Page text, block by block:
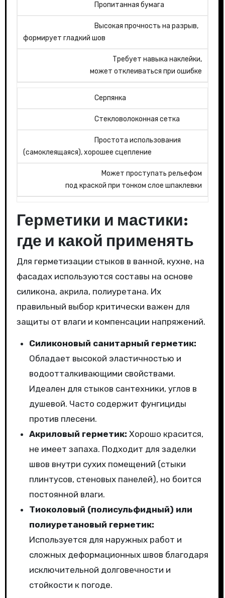
Пропитанная бумага
Высокая прочность на разрыв,
формирует гладкий шов
Требует навыка наклейки,
может отклеиваться при ошибке
Серпянка
Стекловолоконная сетка
Простота использования
(самоклеящаяся), хорошее сцепление
Может проступать рельефом
под краской при тонком слое шпаклевки
Герметики и мастики:
где и какой применять
Для герметизации стыков в ванной, кухне, на
фасадах используются составы на основе
силикона, акрила, полиуретана. Их
правильный выбор критически важен для
защиты от влаги и компенсации напряжений.
Силиконовый санитарный герметик:
Обладает высокой эластичностью и
водоотталкивающими свойствами.
Идеален для стыков сантехники, углов в
душевой. Часто содержит фунгициды
против плесени.
Акриловый герметик: Хорошо красится,
не имеет запаха. Подходит для заделки
швов внутри сухих помещений (стыки
плинтусов, стеновых панелей), но боится
постоянной влаги.
Тиоколовый (полисульфидный) или
полиуретановый герметик:
Используется для наружных работ и
сложных деформационных швов благодаря
исключительной долговечности и
стойкости к погоде.